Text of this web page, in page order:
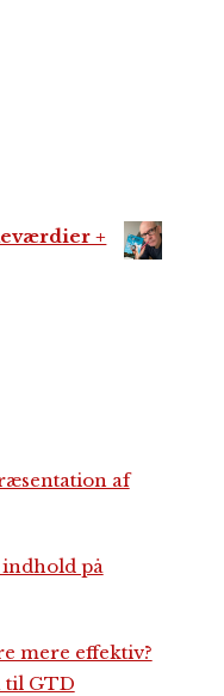
+
af
indhold på
mere effektiv?
GTD